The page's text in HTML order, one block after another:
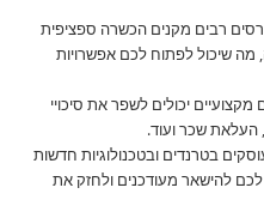
רבים מקנים הכשרה ספציפית
שיכול לפתוח לכם אפשרויות
מקצועיים יכולים לשפר את סיכויי
שכר ועוד.
בטרנדים ובטכנולוגיות חדשות
להישאר מעודכנים ולחזק את